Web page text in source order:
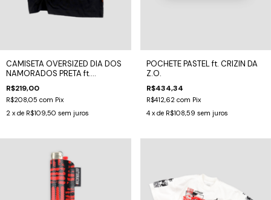
CAMISETA OVERSIZED DIA DOS
NAMORADOS PRETA ft.
DESGOSTO
R$219,00
R$208,05 com Pix
2 x de R$109,50 sem juros
POCHETE PASTEL ft. CRIZIN DA
Z.O.
R$434,34
R$412,62 com Pix
4 x de R$108,59 sem juros